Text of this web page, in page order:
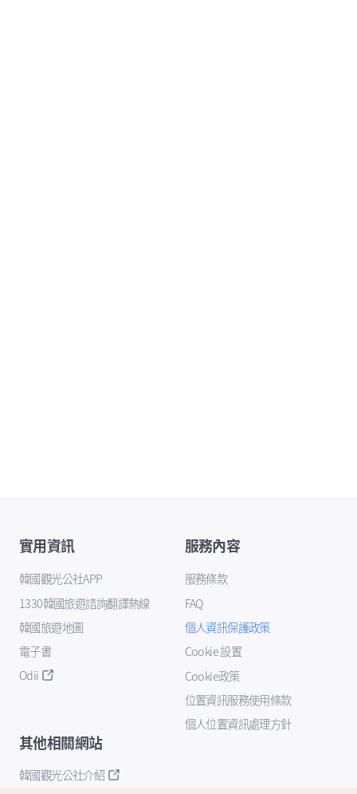
實用資訊
韓國觀光公社APP
1330韓國旅遊諮詢翻譯熱線
韓國旅遊地圖
電子書
Odii
服務內容
服務條款
FAQ
個人資訊保護政策
Cookie 設置
Cookie政策
位置資訊服務使用條款
個人位置資訊處理方針
其他相關網站
韓國觀光公社介紹